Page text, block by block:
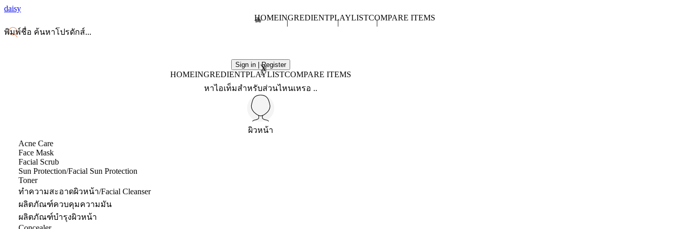
daisy
HOMEINGREDIENTPLAYLISTCOMPARE ITEMS
Sign in | Register
X
HOMEINGREDIENTPLAYLISTCOMPARE ITEMS
หาไอเท็มสำหรับส่วนไหนเหรอ ..
ผิวหน้า
Acne Care
Face Mask
Facial Scrub
Sun Protection/Facial Sun Protection
Toner
ทำความสะอาดผิวหน้า/Facial Cleanser
ผลิตภัณฑ์ควบคุมความมัน
ผลิตภัณฑ์บำรุงผิวหน้า